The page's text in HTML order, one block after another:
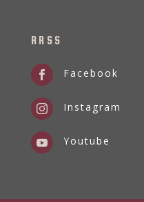
RRSS
 Facebook
 Instagram
 Youtube